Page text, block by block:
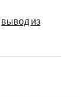
вывод из